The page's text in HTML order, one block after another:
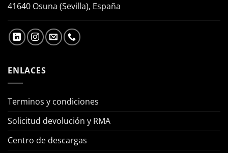
41640 Osuna (Sevilla), España
ENLACES
Terminos y condiciones
Solicitud devolución y RMA
Centro de descargas